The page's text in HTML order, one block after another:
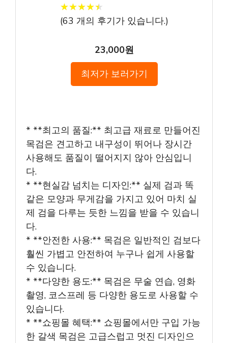
★★★★★
★★★★★
(63 개의 후기가 있습니다.)
23,000원
최저가 보러가기
* **최고의 품질:** 최고급 재료로 만들어진
목검은 견고하고 내구성이 뛰어나 장시간
사용해도 품질이 떨어지지 않아 안심입니
다.
* **현실감 넘치는 디자인:** 실제 검과 똑
같은 모양과 무게감을 가지고 있어 마치 실
제 검을 다루는 듯한 느낌을 받을 수 있습니
다.
* **안전한 사용:** 목검은 일반적인 검보다
훨씬 가볍고 안전하여 누구나 쉽게 사용할
수 있습니다.
* **다양한 용도:** 목검은 무술 연습, 영화
촬영, 코스프레 등 다양한 용도로 사용할 수
있습니다.
* **쇼핑몰 혜택:** 쇼핑몰에서만 구입 가능
한 갈색 목검은 고급스럽고 멋진 디자인으